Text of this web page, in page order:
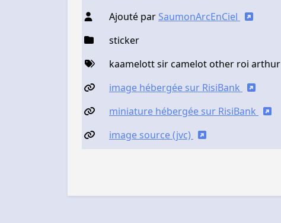
Ajouté par SaumonArcEnCiel
sticker
kaamelott sir camelot other roi arthur
image hébergée sur RisiBank
miniature hébergée sur RisiBank
image source (jvc)